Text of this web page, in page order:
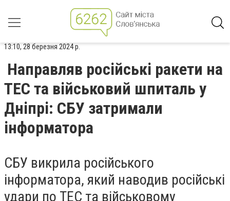
13:10, 28 березня 2024 р.
Направляв російські ракети на
ТЕС та військовий шпиталь у
Дніпрі: СБУ затримали
інформатора
СБУ викрила російського
інформатора, який наводив російські
удари по ТЕС та військовому